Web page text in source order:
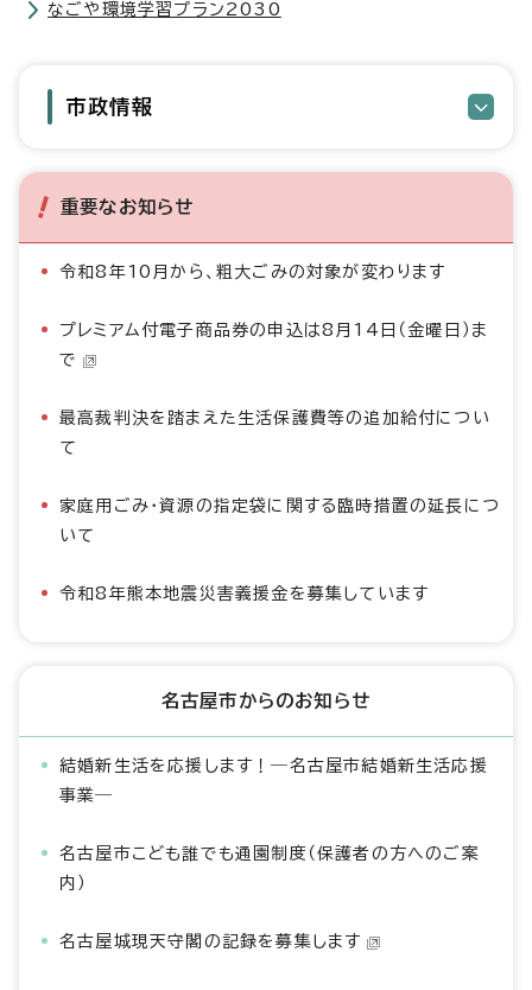
なごや環境学習プラン2030
市政情報
重要なお知らせ
令和8年10月から、粗大ごみの対象が変わります
プレミアム付電子商品券の申込は8月14日（金曜日）ま
で
最高裁判決を踏まえた生活保護費等の追加給付につい
て
家庭用ごみ・資源の指定袋に関する臨時措置の延長につ
いて
令和8年熊本地震災害義援金を募集しています
名古屋市からのお知らせ
結婚新生活を応援します！―名古屋市結婚新生活応援
事業―
名古屋市こども誰でも通園制度（保護者の方へのご案
内）
名古屋城現天守閣の記録を募集します